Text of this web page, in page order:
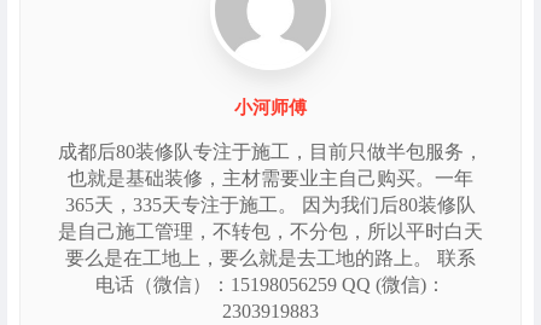
小河师傅
成都后80装修队专注于施工，目前只做半包服务，
也就是基础装修，主材需要业主自己购买。一年
365天，335天专注于施工。 因为我们后80装修队
是自己施工管理，不转包，不分包，所以平时白天
要么是在工地上，要么就是去工地的路上。 联系
电话（微信）：15198056259 QQ (微信)：
2303919883